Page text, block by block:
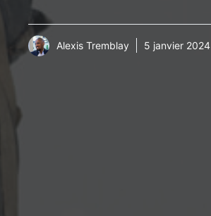
Alexis Tremblay 5 janvier 2024